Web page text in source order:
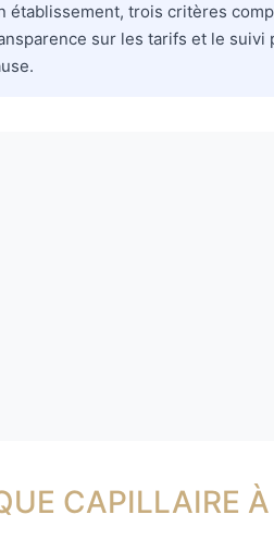
établissement, trois critères
sur les tarifs et le
CAPILLAIRE